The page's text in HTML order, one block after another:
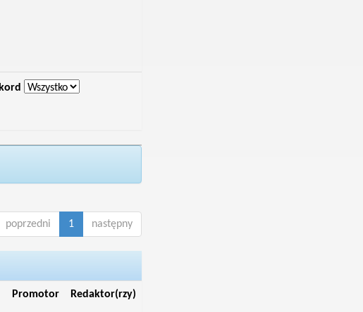
poprzedni 1 następny
Promotor Redaktor(rzy)